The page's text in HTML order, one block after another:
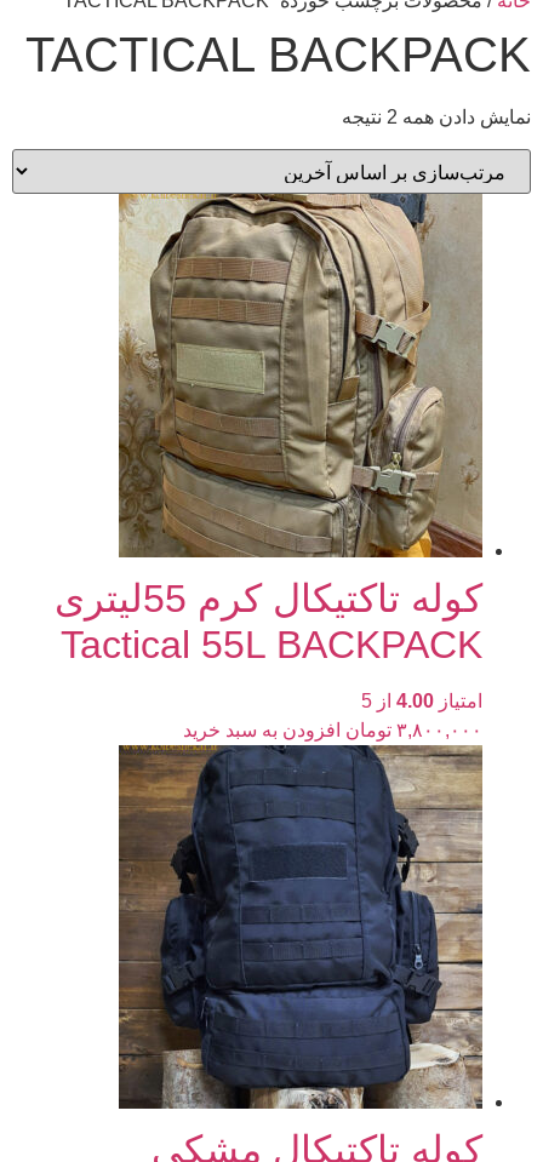
TACTICAL BACKPACK
نمایش دادن همه 2 نتیجه
کوله تاکتیکال کرم 55لیتری
Tactical 55L BACKPACK
امتیاز 4.00 از 5
۳,۸۰۰,۰۰۰ تومان افزودن به سبد خرید
کوله تاکتیکال مشکی